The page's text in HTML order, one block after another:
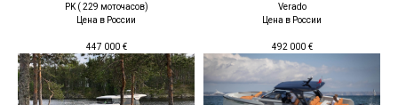
PK ( 229 моточасов)
Цена в России
447 000 €
Verado
Цена в России
492 000 €